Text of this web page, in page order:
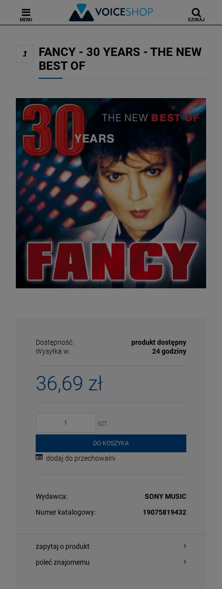
MENU SZUKAJ
FANCY - 30 YEARS - THE NEW
BEST OF
Dostępność:
produkt dostępny
Wysyłka w:
24 godziny
36,69 zł
szt.
DO KOSZYKA
dodaj do przechowalni
Wydawca:
SONY MUSIC
Numer katalogowy:
19075819432
zapytaj o produkt
poleć znajomemu